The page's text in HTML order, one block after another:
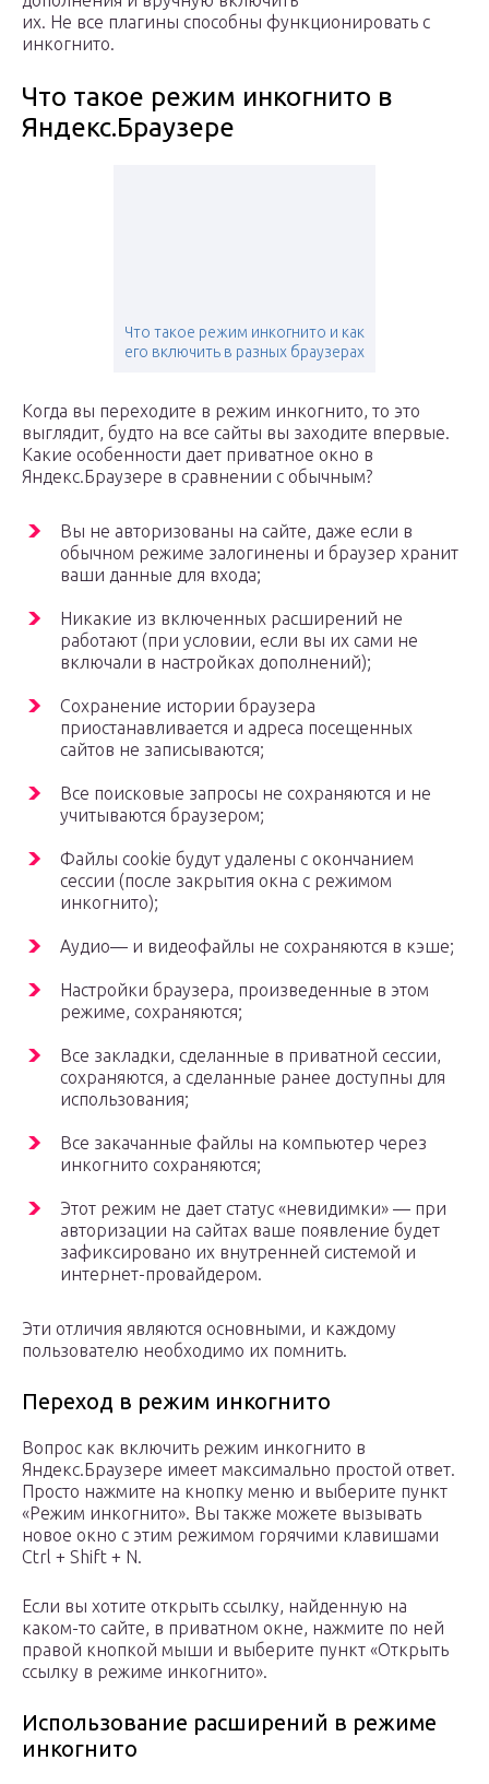
их. Не все плагины способны функционировать с
инкогнито.
Что такое режим инкогнито в
Яндекс.Браузере
Что такое режим инкогнито и как
его включить в разных браузерах
Когда вы переходите в режим инкогнито, то это
выглядит, будто на все сайты вы заходите впервые.
Какие особенности дает приватное окно в
Яндекс.Браузере в сравнении с обычным?
Вы не авторизованы на сайте, даже если в
обычном режиме залогинены и браузер хранит
ваши данные для входа;
Никакие из включенных расширений не
работают (при условии, если вы их сами не
включали в настройках дополнений);
Сохранение истории браузера
приостанавливается и адреса посещенных
сайтов не записываются;
Все поисковые запросы не сохраняются и не
учитываются браузером;
Файлы cookie будут удалены с окончанием
сессии (после закрытия окна с режимом
инкогнито);
Аудио— и видеофайлы не сохраняются в кэше;
Настройки браузера, произведенные в этом
режиме, сохраняются;
Все закладки, сделанные в приватной сессии,
сохраняются, а сделанные ранее доступны для
использования;
Все закачанные файлы на компьютер через
инкогнито сохраняются;
Этот режим не дает статус «невидимки» — при
авторизации на сайтах ваше появление будет
зафиксировано их внутренней системой и
интернет-провайдером.
Эти отличия являются основными, и каждому
пользователю необходимо их помнить.
Переход в режим инкогнито
Вопрос как включить режим инкогнито в
Яндекс.Браузере имеет максимально простой ответ.
Просто нажмите на кнопку меню и выберите пункт
«Режим инкогнито». Вы также можете вызывать
новое окно с этим режимом горячими клавишами
Ctrl + Shift + N.
Если вы хотите открыть ссылку, найденную на
каком-то сайте, в приватном окне, нажмите по ней
правой кнопкой мыши и выберите пункт «Открыть
ссылку в режиме инкогнито».
Использование расширений в режиме
инкогнито